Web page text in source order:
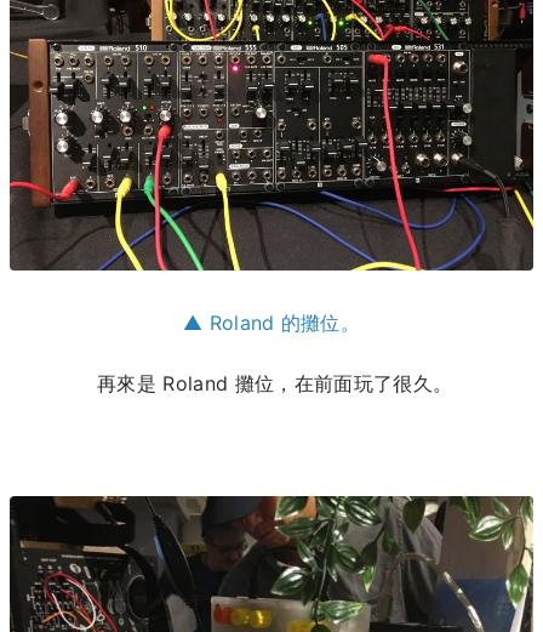
▲ Roland 的攤位。
再來是 Roland 攤位，在前面玩了很久。